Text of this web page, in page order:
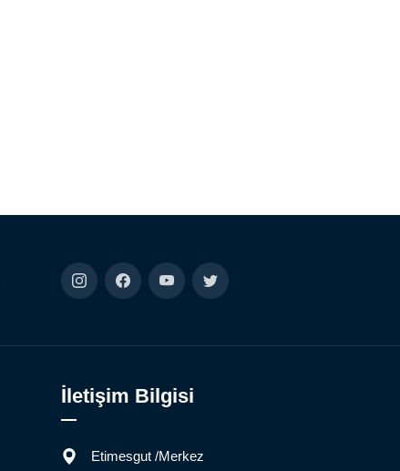
İletişim Bilgisi
Etimesgut /Merkez